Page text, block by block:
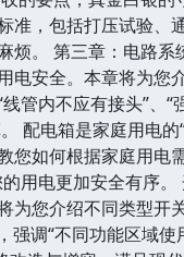
，包括打压试验、
烦。 第三章：电路
电安全。本章将为
管内不应有接头”、
配电箱是家庭用电
如何根据家庭用电
用电更加安全有序
为您介绍不同类型
强调“不同功能区域